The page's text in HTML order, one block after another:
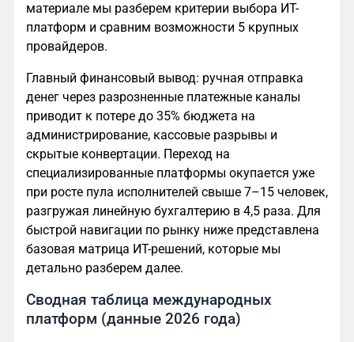
материале мы разберем критерии выбора ИТ-
платформ и сравним возможности 5 крупных
провайдеров.
Главный финансовый вывод: ручная отправка
денег через разрозненные платежные каналы
приводит к потере до 35% бюджета на
администрирование, кассовые разрывы и
скрытые конвертации. Переход на
специализированные платформы окупается уже
при росте пула исполнителей свыше 7–15 человек,
разгружая линейную бухгалтерию в 4,5 раза. Для
быстрой навигации по рынку ниже представлена
базовая матрица ИТ-решений, которые мы
детально разберем далее.
Сводная таблица международных
платформ (данные 2026 года)